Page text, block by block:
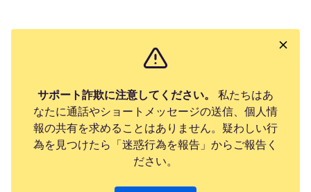
サポート詐欺に注意してください。
私たちはあ
なたに通話やショートメッセージの送信、個人情
報の共有を求めることはありません。疑わしい行
為を見つけたら「迷惑行為を報告」からご報告く
ださい。